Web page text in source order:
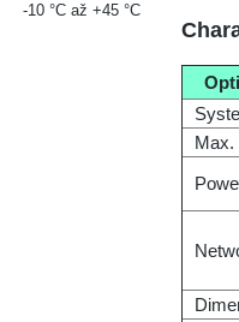
-10 °С až +45 °С
Max.